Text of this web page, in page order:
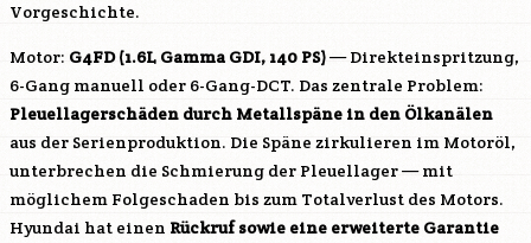
Vorgeschichte.
Motor: G4FD(1.6L Gamma GDI, 140 PS)— Direkteinspritzung,
6-Gang manuell oder 6-Gang-DCT. Das zentrale Problem:
Pleuellagerschäden durch Metallspäne in den Ölkanälen
aus der Serienproduktion. Die Späne zirkulieren im Motoröl,
unterbrechen die Schmierung der Pleuellager — mit
möglichem Folgeschaden bis zum Totalverlust des Motors.
Hyundai hat einen Rückruf sowie eine erweiterte Garantie